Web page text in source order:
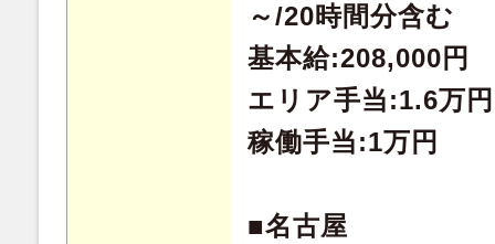
～/20時間分含む
基本給:208,000円
エリア手当:1.6万円
稼働手当:1万円
■名古屋